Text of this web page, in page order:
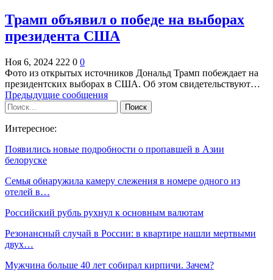
Трамп объявил о победе на выборах
президента США
Ноя 6, 2024 222 0 0
Фото из открытых источников Дональд Трамп побеждает на
президентских выборах в США. Об этом свидетельствуют…
Предыдущие сообщения
Интересное:
Появились новые подробности о пропавшей в Азии
белоруске
Семья обнаружила камеру слежения в номере одного из
отелей в…
Российский рубль рухнул к основным валютам
Резонансный случай в России: в квартире нашли мертвыми
двух…
Мужчина больше 40 лет собирал кирпичи. Зачем?